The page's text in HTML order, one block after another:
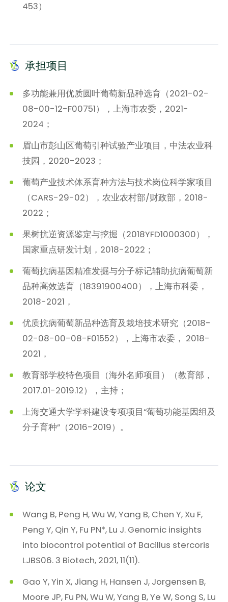
453）
承担项目
多功能兼用优质圆叶葡萄新品种选育（2021-02-
08-00-12-F00751），上海市农委，2021-
2024；
眉山市彭山区葡萄引种试验产业项目，中法农业科
技园，2020-2023；
葡萄产业技术体系育种方法与技术岗位科学家项目
（CARS-29-02），农业农村部/财政部，2018-
2022；
果树抗逆资源鉴定与挖掘（2018YFD1000300），
国家重点研发计划，2018-2022；
葡萄抗病基因精准发掘与分子标记辅助抗病葡萄新
品种高效选育（18391900400），上海市科委，
2018-2021，
优质抗病葡萄新品种选育及栽培技术研究（2018-
02-08-00-08-F01552），上海市农委， 2018-
2021，
教育部学校特色项目（海外名师项目）（教育部，
2017.01-2019.12），主持；
上海交通大学学科建设专项项目“葡萄功能基因组及
分子育种”（2016-2019）。
论文
Wang B, Peng H, Wu W, Yang B, Chen Y, Xu F,
Peng Y, Qin Y, Fu PN*, Lu J. Genomic insights
into biocontrol potential of Bacillus stercoris
LJBS06. 3 Biotech, 2021, 11(11).
Gao Y, Yin X, Jiang H, Hansen J, Jorgensen B,
Moore JP, Fu PN, Wu W, Yang B, Ye W, Song S, Lu